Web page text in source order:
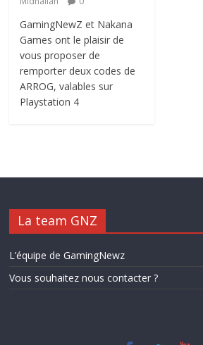
GamingNewZ et Nakana
Games ont le plaisir de
vous proposer de
remporter deux codes de
ARROG, valables sur
Playstation 4
La team GNZ
L’équipe de GamingNewz
Vous souhaitez nous contacter ?